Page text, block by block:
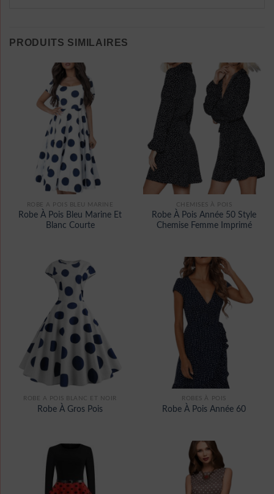
PRODUITS SIMILAIRES
ROBE A POIS BLEU MARINE
Robe À Pois Bleu Marine Et
Blanc Courte
CHEMISES À POIS
Robe À Pois Année 50 Style
Chemise Femme Imprimé
ROBE A POIS BLANC ET NOIR
Robe À Gros Pois
ROBES À POIS
Robe À Pois Année 60